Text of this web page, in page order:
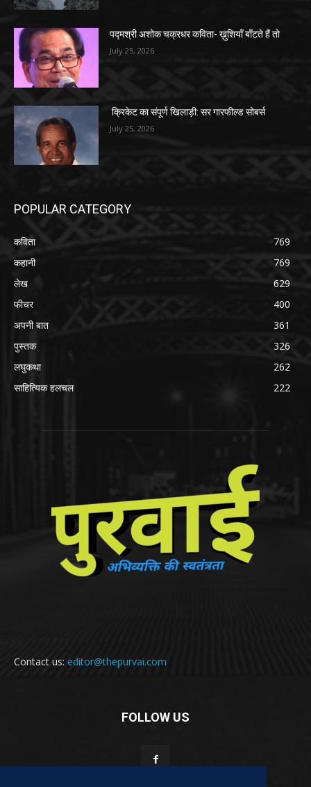
पद्मश्री अशोक चक्रधर कविता- ख़ुशियाँ बाँटते हैं तो
July 25, 2026
क्रिकेट का संपूर्ण खिलाड़ी: सर गारफील्ड सोबर्स
July 25, 2026
POPULAR CATEGORY
कविता
769
कहानी
769
लेख
629
फीचर
400
अपनी बात
361
पुस्तक
326
लघुकथा
262
साहित्यिक हलचल
222
Contact us: editor@thepurvai.com
FOLLOW US